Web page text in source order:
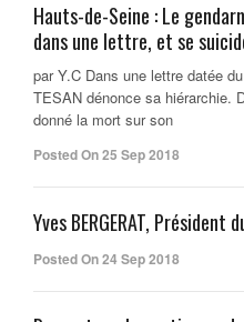
Hauts-de-Seine : Le
dans une lettre, et se
par Y.C Dans une lettre datée
TESAN dénonce sa hiérarchie.
donné la mort sur son
Posted On 25 Sep 2018
Yves BERGERAT, Président
Posted On 24 Sep 2018